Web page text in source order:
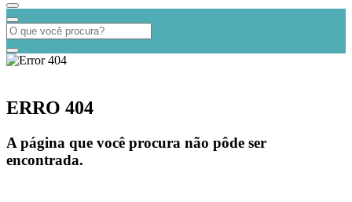
ERRO 404
A página que você procura não pôde ser
encontrada.